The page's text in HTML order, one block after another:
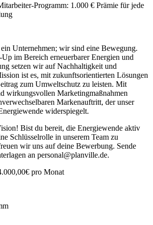
Programm: 1.000 € Prämie für jede
Unternehmen; wir sind eine Bewegung.
im Bereich erneuerbarer Energien und
setzen wir auf Nachhaltigkeit und
ist es, mit zukunftsorientierten Lösungen
zum Umweltschutz zu leisten. Mit
wirkungsvollen Marketingmaßnahmen
Markenauftritt, der unser
widerspiegelt.
Bist du bereit, die Energiewende aktiv
Schlüsselrolle in unserem Team zu
wir uns auf deine Bewerbung. Sende
an personal@planville.de.
pro Monat